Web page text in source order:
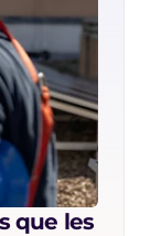
que les